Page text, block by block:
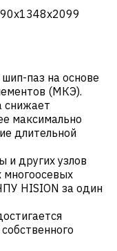
паз на основе
(МКЭ).
снижает
максимально
длительной
и других узлов
многоосевых
HISION за один